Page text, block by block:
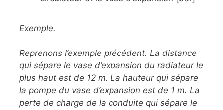
Exemple.
Reprenons l’exemple précédent. La distance
qui sépare le vase d’expansion du radiateur le
plus haut est de 12 m. La hauteur qui sépare
la pompe du vase d’expansion est de 1 m. La
perte de charge de la conduite qui sépare le